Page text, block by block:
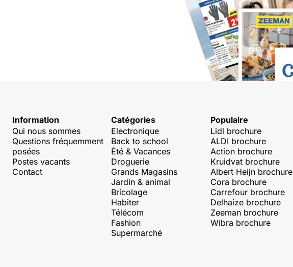
Information
Qui nous sommes
Questions fréquemment
posées
Postes vacants
Contact
Catégories
Electronique
Back to school
Été & Vacances
Droguerie
Grands Magasins
Jardin & animal
Bricolage
Habiter
Télécom
Fashion
Supermarché
Populaire
Lidl brochure
ALDI brochure
Action brochure
Kruidvat brochure
Albert Heijn brochure
Cora brochure
Carrefour brochure
Delhaize brochure
Zeeman brochure
Wibra brochure